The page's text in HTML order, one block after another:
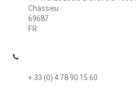
Chassieu
69687
FR
+ 33 (0) 4 78 90 15 60